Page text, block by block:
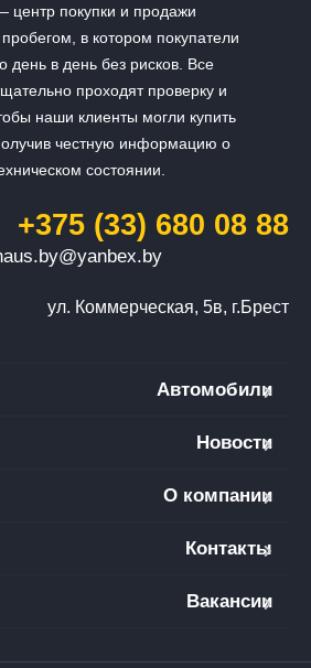
центр покупки и продажи
в котором покупатели
день в день без рисков. Все
проходят проверку и
наши клиенты могли купить
честную информацию о
состоянии.
+375 (33) 680 08 88
ул. Коммерческая, 5в, г.Брест
Автомобили
Новости
О компании
Контакты
Вакансии